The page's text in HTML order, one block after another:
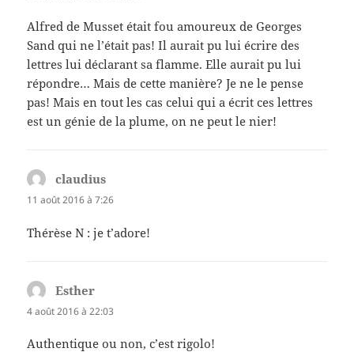
Alfred de Musset était fou amoureux de Georges
Sand qui ne l’était pas! Il aurait pu lui écrire des
lettres lui déclarant sa flamme. Elle aurait pu lui
répondre… Mais de cette manière? Je ne le pense
pas! Mais en tout les cas celui qui a écrit ces lettres
est un génie de la plume, on ne peut le nier!
claudius
11 août 2016 à 7:26
Thérèse N : je t’adore!
Esther
4 août 2016 à 22:03
Authentique ou non, c’est rigolo!